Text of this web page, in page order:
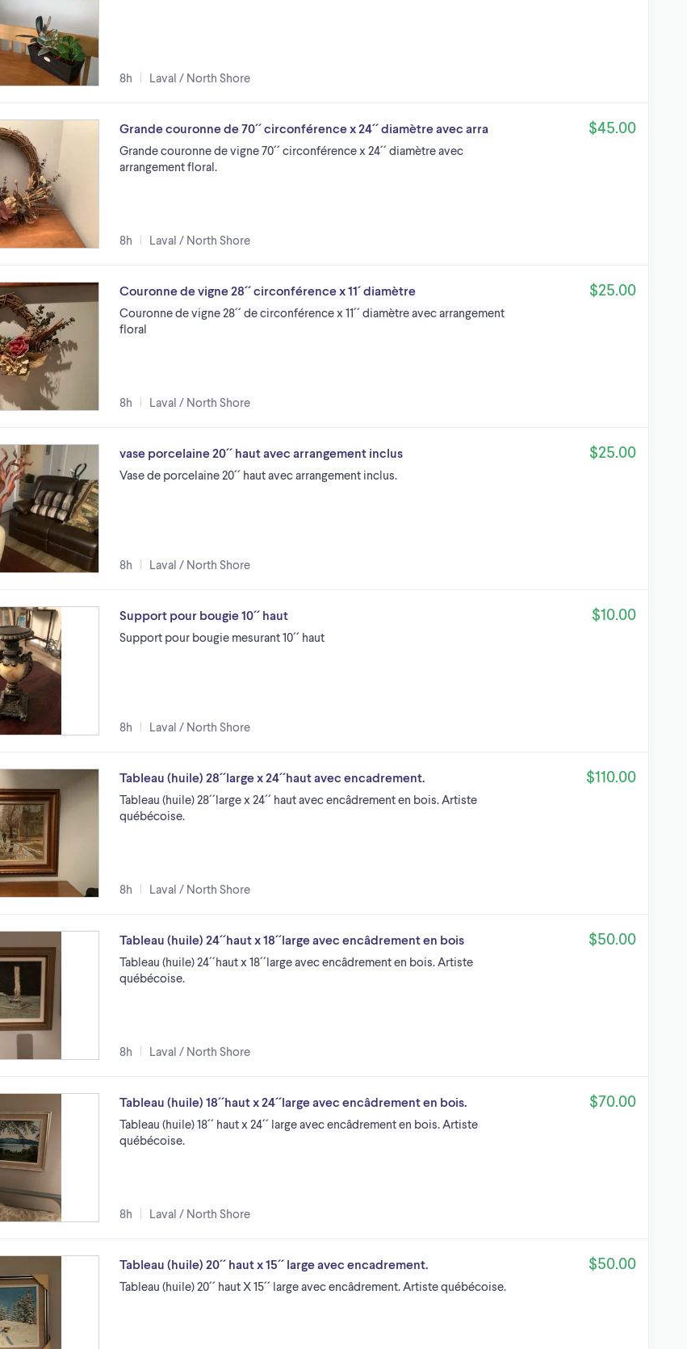
8h Laval / North Shore
Grande couronne de 70´´ circonférence x 24´´ diamètre avec arra
Grande couronne de vigne 70´´ circonférence x 24´´ diamètre avec
arrangement floral.
8h Laval / North Shore
$45.00
Couronne de vigne 28´´ circonférence x 11´ diamètre
Couronne de vigne 28´´ de circonférence x 11´´ diamètre avec arrangement
floral
8h Laval / North Shore
$25.00
vase porcelaine 20´´ haut avec arrangement inclus
Vase de porcelaine 20´´ haut avec arrangement inclus.
8h Laval / North Shore
$25.00
Support pour bougie 10´´ haut
Support pour bougie mesurant 10´´ haut
8h Laval / North Shore
$10.00
Tableau (huile) 28´´large x 24´´haut avec encadrement.
Tableau (huile) 28´´large x 24´´ haut avec encâdrement en bois. Artiste
québécoise.
8h Laval / North Shore
$110.00
Tableau (huile) 24´´haut x 18´´large avec encâdrement en bois
Tableau (huile) 24´´haut x 18´´large avec encâdrement en bois. Artiste
québécoise.
8h Laval / North Shore
$50.00
Tableau (huile) 18´´haut x 24´´large avec encâdrement en bois.
Tableau (huile) 18´´ haut x 24´´ large avec encâdrement en bois. Artiste
québécoise.
8h Laval / North Shore
$70.00
Tableau (huile) 20´´ haut x 15´´ large avec encadrement.
Tableau (huile) 20´´ haut X 15´´ large avec encâdrement. Artiste québécoise.
$50.00